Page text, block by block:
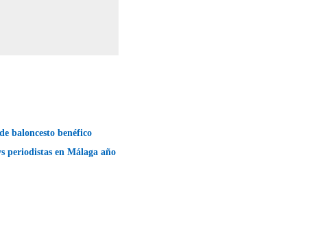
baloncesto benéfico
periodistas en Málaga año